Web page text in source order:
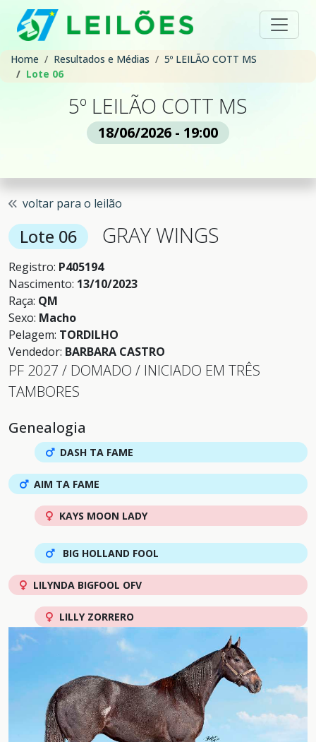
Home Resultados e Médias
5º LEILÃO COTT MS
Lote 06
5º LEILÃO COTT MS
18/06/2026 - 19:00
voltar para o leilão
Lote 06 GRAY WINGS
Registro: P405194
Nascimento: 13/10/2023
Raça: QM
Sexo: Macho
Pelagem: TORDILHO
Vendedor: BARBARA CASTRO
PF 2027 / DOMADO / INICIADO EM TRÊS
TAMBORES
Genealogia
DASH TA FAME
AIM TA FAME
KAYS MOON LADY
BIG HOLLAND FOOL
LILYNDA BIGFOOL OFV
LILLY ZORRERO